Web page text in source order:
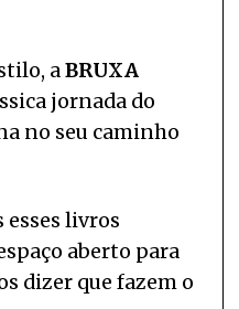
aBRUXA
jornada do
no seu caminho
esses livros
aberto para
dizer que fazem o